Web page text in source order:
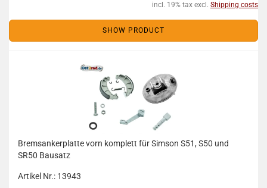
incl. 19% tax excl. Shipping costs
SHOW PRODUCT
Bremsankerplatte vorn komplett für Simson S51, S50 und
SR50 Bausatz
Artikel Nr.: 13943